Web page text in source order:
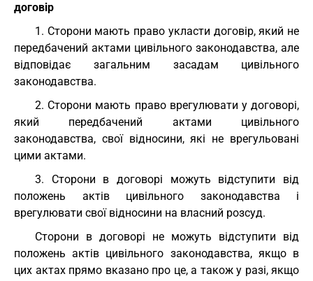
договір
1. Сторони мають право укласти договір, який не
передбачений актами цивільного законодавства, але
відповідає загальним засадам цивільного
законодавства.
2. Сторони мають право врегулювати у договорі,
який передбачений актами цивільного
законодавства, свої відносини, які не врегульовані
цими актами.
3. Сторони в договорі можуть відступити від
положень актів цивільного законодавства і
врегулювати свої відносини на власний розсуд.
Сторони в договорі не можуть відступити від
положень актів цивільного законодавства, якщо в
цих актах прямо вказано про це, а також у разі, якщо